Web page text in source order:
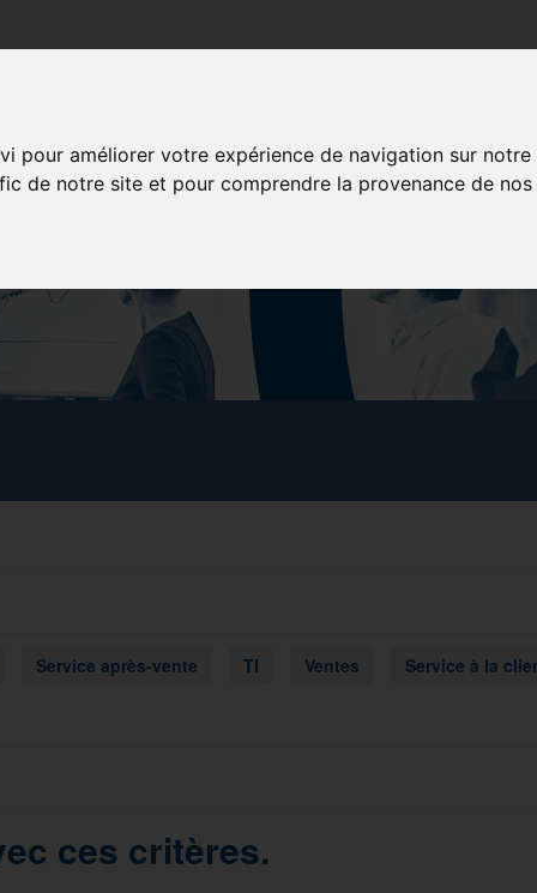
pour améliorer votre expérience de navigation sur
de notre site et pour comprendre la provenance de nos
Service après-vente TI Ventes Service à la
ces critères.